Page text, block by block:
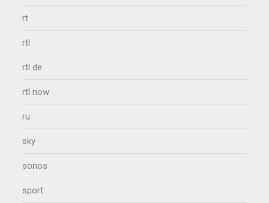
rt
rtl
rtl de
rtl now
ru
sky
sonos
sport